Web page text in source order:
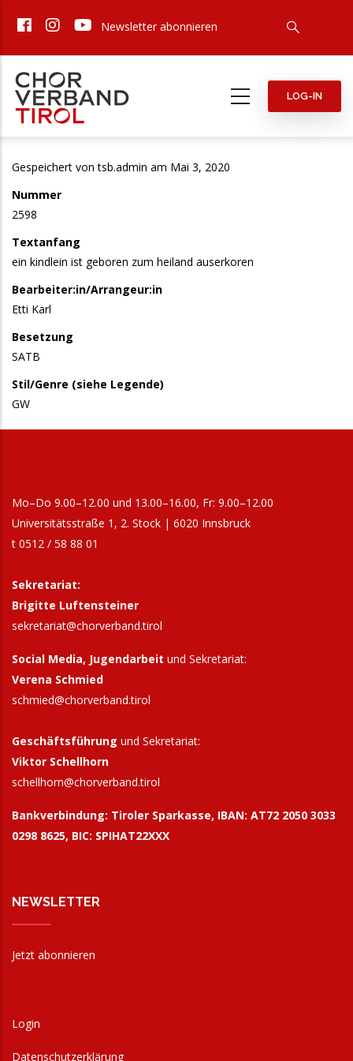
zum
Newsletter abonnieren
LOG-IN
Gespeichert vontsb.admin am Mai 3, 2020
Nummer
2598
Textanfang
ein kindlein ist geboren zum heiland auserkoren
Bearbeiter:in/Arrangeur:in
Etti Karl
Besetzung
SATB
Stil/Genre (siehe Legende)
GW
Mo–Do 9.00–12.00 und 13.00–16.00, Fr: 9.00–12.00
Universitätsstraße 1, 2. Stock | 6020 Innsbruck
t 0512 / 58 88 01
Sekretariat:
Brigitte Luftensteiner
sekretariat@chorverband.tirol
Social Media, Jugendarbeit und Sekretariat:
Verena Schmied
schmied@chorverband.tirol
Geschäftsführung und Sekretariat:
Viktor Schellhorn
schellhorn@chorverband.tirol
Bankverbindung: Tiroler Sparkasse, IBAN: AT72 2050 3033
0298 8625, BIC: SPIHAT22XXX
NEWSLETTER
Jetzt abonnieren
Login
Datenschutzerklärung